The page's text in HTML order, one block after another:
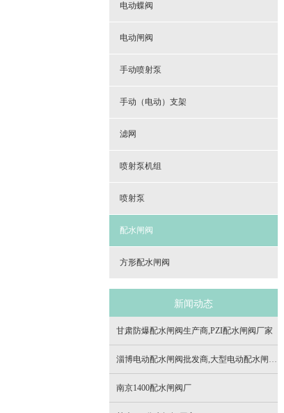
电动蝶阀
电动闸阀
手动喷射泵
手动（电动）支架
滤网
喷射泵机组
喷射泵
配水闸阀
方形配水闸阀
新闻动态
甘肃防爆配水闸阀生产商,PZI配水闸阀厂家
淄博电动配水闸阀批发商,大型电动配水闸阀生产厂家
南京1400配水闸阀厂